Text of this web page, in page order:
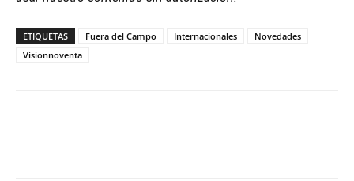
ETIQUETAS Fuera del Campo Internacionales
Novedades
Visionnoventa